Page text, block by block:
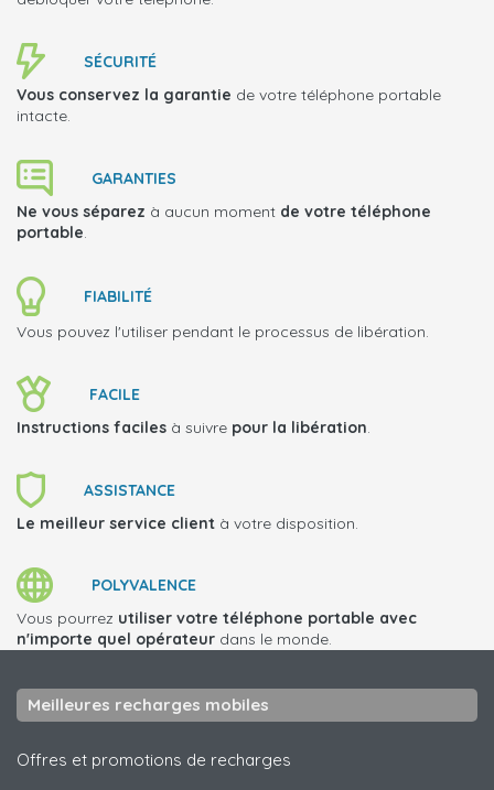
SÉCURITÉ
Vous conservez la garantie de votre téléphone portable
intacte.
GARANTIES
Ne vous séparez à aucun moment de votre téléphone
portable.
FIABILITÉ
Vous pouvez l'utiliser pendant le processus de libération.
FACILE
Instructions faciles à suivre pour la libération.
ASSISTANCE
Le meilleur service client à votre disposition.
POLYVALENCE
Vous pourrez utiliser votre téléphone portable avec
n'importe quel opérateur dans le monde.
Meilleures recharges mobiles
Offres et promotions de recharges